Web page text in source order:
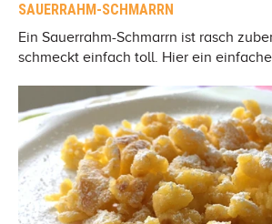
SAUERRAHM-SCHMARRN
Ein Sauerrahm-Schmarrn ist rasch
schmeckt einfach toll. Hier ein